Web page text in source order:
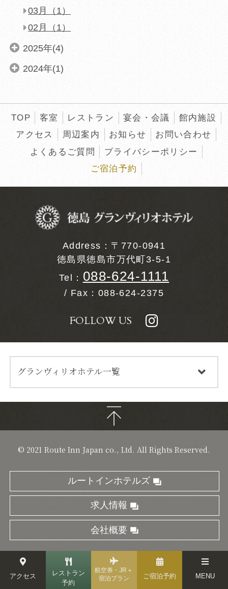
03月（1）
02月（1）
2025年(4)
2024年(1)
TOP 客室 レストラン 宴会・会議
館内施設
アクセス
周辺案内 お知らせ
お問い合わせ
よくあるご質問
プライバシーポリシー
ご宿泊予約
Address：〒770-0941
徳島県徳島市万代町3-5-1
Tel： 088-624-1111
/ Fax：088-624-2375
FOLLOW US
グランヴィリオホテル一覧
© 2021 Route Inn Japan co., Ltd. All Rights Reserved.
ルートインホテルズ
求人情報
会社概要
アクセス
レストラン
予約
航空券・JR＋
宿泊プラン
ご宿泊予約 MENU
同意して外部サ
同意して外部サ
同意して
「航空券＋宿泊プラ
む
にクッキーを使用しています。
当ウェブサイトの利用を継続されることで、
ポリシーに記載されているクッキーの使用に同意されたも
同意します